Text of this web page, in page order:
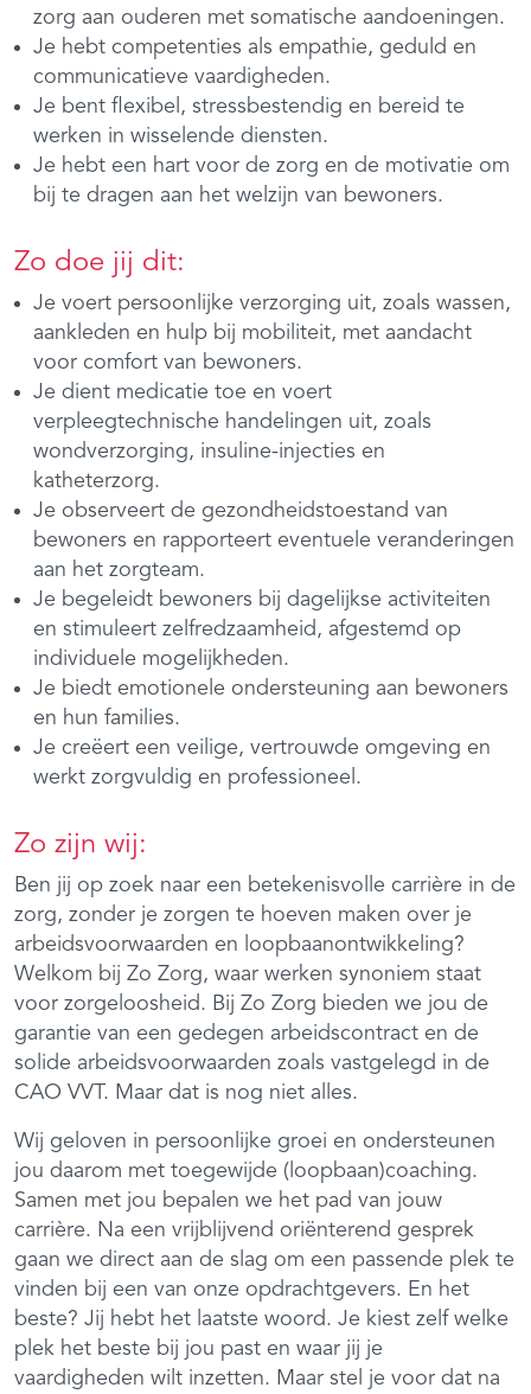
zorg aan ouderen met somatische aandoeningen.
Je hebt competenties als empathie, geduld en
communicatieve vaardigheden.
Je bent flexibel, stressbestendig en bereid te
werken in wisselende diensten.
Je hebt een hart voor de zorg en de motivatie om
bij te dragen aan het welzijn van bewoners.
Zo doe jij dit:
Je voert persoonlijke verzorging uit, zoals wassen,
aankleden en hulp bij mobiliteit, met aandacht
voor comfort van bewoners.
Je dient medicatie toe en voert
verpleegtechnische handelingen uit, zoals
wondverzorging, insuline-injecties en
katheterzorg.
Je observeert de gezondheidstoestand van
bewoners en rapporteert eventuele veranderingen
aan het zorgteam.
Je begeleidt bewoners bij dagelijkse activiteiten
en stimuleert zelfredzaamheid, afgestemd op
individuele mogelijkheden.
Je biedt emotionele ondersteuning aan bewoners
en hun families.
Je creëert een veilige, vertrouwde omgeving en
werkt zorgvuldig en professioneel.
Zo zijn wij:
Ben jij op zoek naar een betekenisvolle carrière in de
zorg, zonder je zorgen te hoeven maken over je
arbeidsvoorwaarden en loopbaanontwikkeling?
Welkom bij Zo Zorg, waar werken synoniem staat
voor zorgeloosheid. Bij Zo Zorg bieden we jou de
garantie van een gedegen arbeidscontract en de
solide arbeidsvoorwaarden zoals vastgelegd in de
CAO VVT. Maar dat is nog niet alles.
Wij geloven in persoonlijke groei en ondersteunen
jou daarom met toegewijde (loopbaan)coaching.
Samen met jou bepalen we het pad van jouw
carrière. Na een vrijblijvend oriënterend gesprek
gaan we direct aan de slag om een passende plek te
vinden bij een van onze opdrachtgevers. En het
beste? Jij hebt het laatste woord. Je kiest zelf welke
plek het beste bij jou past en waar jij je
vaardigheden wilt inzetten. Maar stel je voor dat na